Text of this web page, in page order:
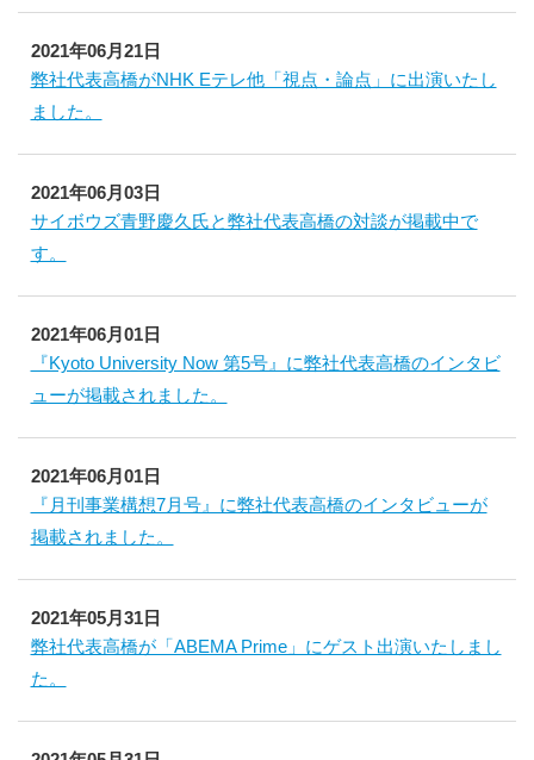
2021年06月21日
弊社代表高橋がNHK Eテレ他「視点・論点」に出演いたし
ました。
2021年06月03日
サイボウズ青野慶久氏と弊社代表高橋の対談が掲載中で
す。
2021年06月01日
『Kyoto University Now 第5号』に弊社代表高橋のインタビ
ューが掲載されました。
2021年06月01日
『月刊事業構想7月号』に弊社代表高橋のインタビューが
掲載されました。
2021年05月31日
弊社代表高橋が「ABEMA Prime」にゲスト出演いたしまし
た。